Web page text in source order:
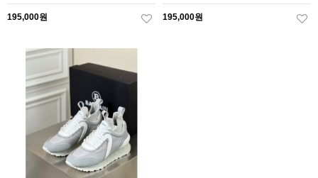
195,000원 195,000원